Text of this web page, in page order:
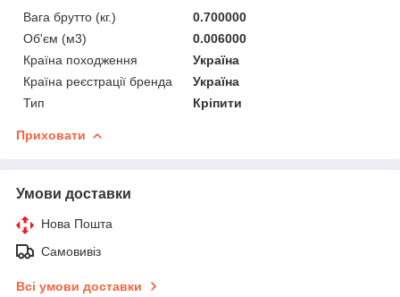
Вага брутто (кг.)
0.700000
Об'єм (м3)
0.006000
Країна походження
Україна
Країна реєстрації бренда
Україна
Тип
Кріпити
Приховати
Умови доставки
Нова Пошта
Самовивіз
Всі умови доставки